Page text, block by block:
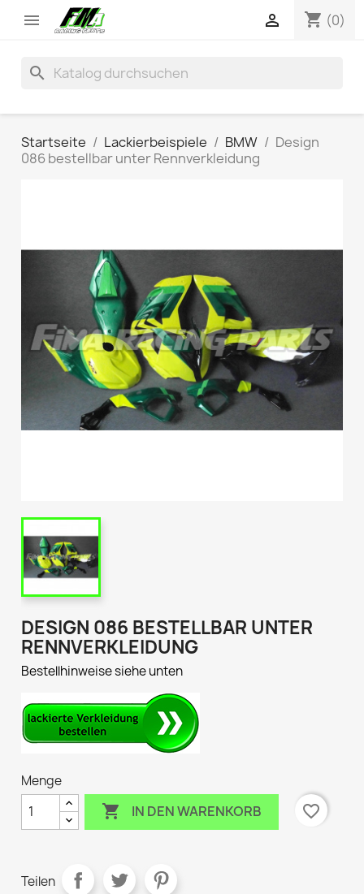
 shopping_cart (0)

search
Startseite Lackierbeispiele BMW
Design
086 bestellbar unter Rennverkleidung
DESIGN 086 BESTELLBAR UNTER
RENNVERKLEIDUNG
Bestellhinweise siehe unten
Menge
 IN DEN WARENKORB favorite_border
Teilen